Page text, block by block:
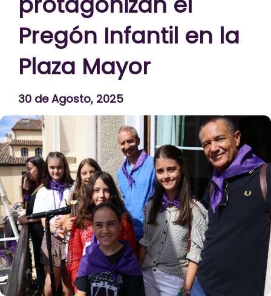
Pregón Infantil en la
Plaza Mayor
30 de Agosto, 2025